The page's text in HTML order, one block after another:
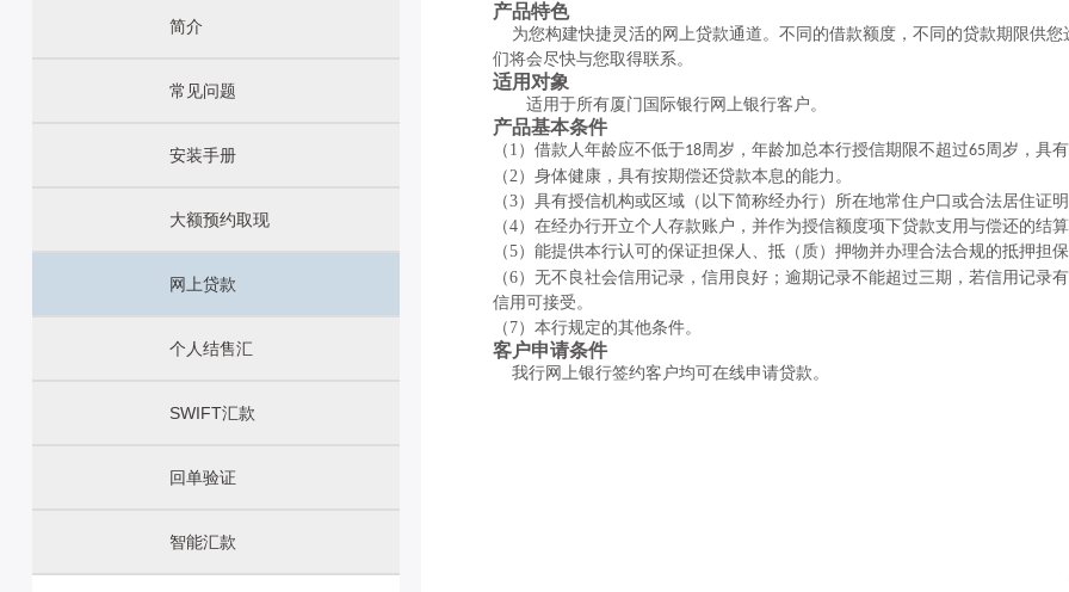
简介
常见问题
安装手册
大额预约取现
网上贷款
个人结售汇
SWIFT汇款
回单验证
智能汇款
产品特色
为您构建快捷灵活的网上贷款通道。不同的借款额度，不同的贷款期限供您
们将会尽快与您取得联系。
适用对象
适用于所有厦门国际银行网上银行客户。
产品基本条件
（ 1 ） 借款人年龄应不低于18周岁，年龄加总本行授信期限不超过65周岁，具
（2） 身体健康，具有按期偿还贷款本息的能力。
（3） 具有授信机构或区域（以下简称经办行）所在地常住户口或合法居住证
（4） 在经办行开立个人存款账户，并作为授信额度项下贷款支用与偿还的结
（5） 能提供本行认可的保证担保人、抵（质）押物并办理合法合规的抵押担
（6） 无不良社会信用记录，信用良好；逾期记录不能超过三期，若信用记录
信用可接受。
（ 7） 本行规定的其他条件。
客户申请条件
我行网上银行签约客户均可在线申请贷款。